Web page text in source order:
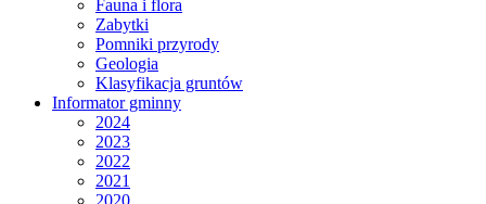
Fauna i flora
Zabytki
Pomniki przyrody
Geologia
Klasyfikacja gruntów
Informator gminny
2024
2023
2022
2021
2020